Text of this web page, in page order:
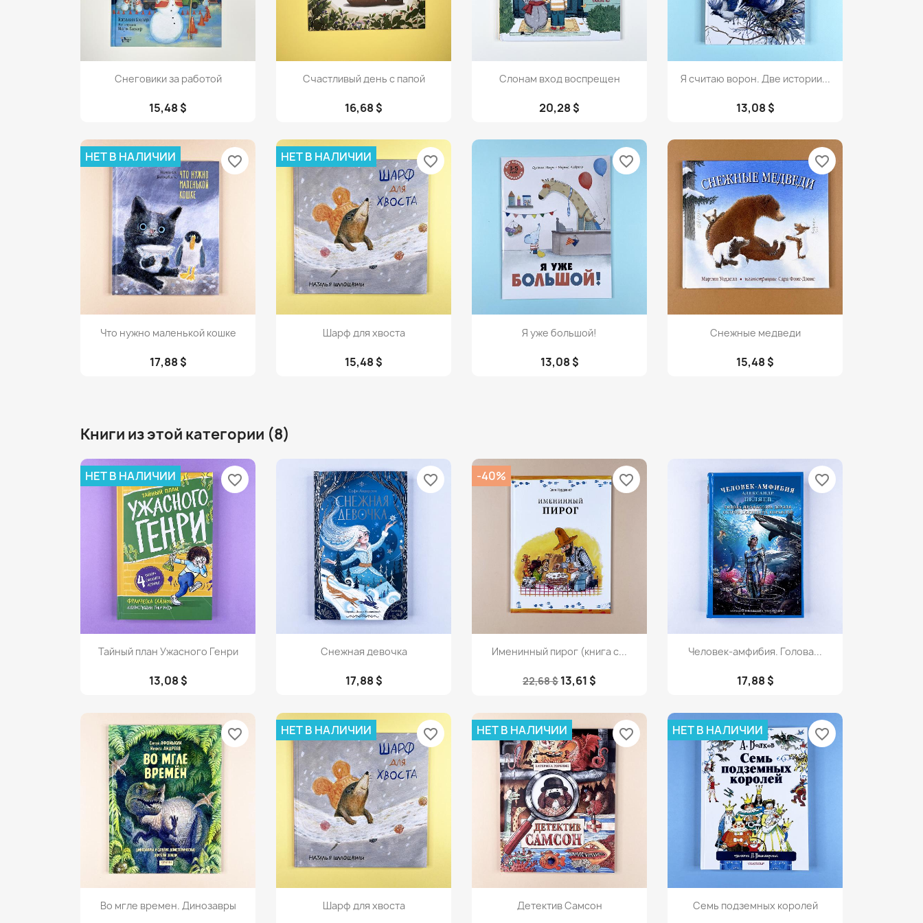
Просмотр
Снеговики за работой
15,48 $
Просмотр
Счастливый день с папой
16,68 $
 Просмотр
Слонам вход воспрещен
20,28 $
Просмотр
Я считаю ворон. Две истории...
13,08 $
Просмотр
Что нужно маленькой кошке
17,88 $
НЕТ В НАЛИЧИИ favorite_border
Просмотр
Шарф для хвоста
15,48 $
НЕТ В НАЛИЧИИ favorite_border
Просмотр
Я уже большой!
13,08 $
favorite_border
Просмотр
Снежные медведи
15,48 $
favorite_border
Книги из этой категории (8)
Просмотр
Тайный план Ужасного Генри
13,08 $
НЕТ В НАЛИЧИИ favorite_border
Просмотр
Снежная девочка
17,88 $
favorite_border
Просмотр
Именинный пирог (книга с...
22,68 $ 13,61 $
-40% favorite_border
Просмотр
Человек-амфибия. Голова...
17,88 $
favorite_border
Просмотр
Во мгле времен. Динозавры
favorite_border
Просмотр
Шарф для хвоста
НЕТ В НАЛИЧИИ favorite_border
Просмотр
Детектив Самсон
НЕТ В НАЛИЧИИ favorite_border
Просмотр
Семь подземных королей
НЕТ В НАЛИЧИИ favorite_border